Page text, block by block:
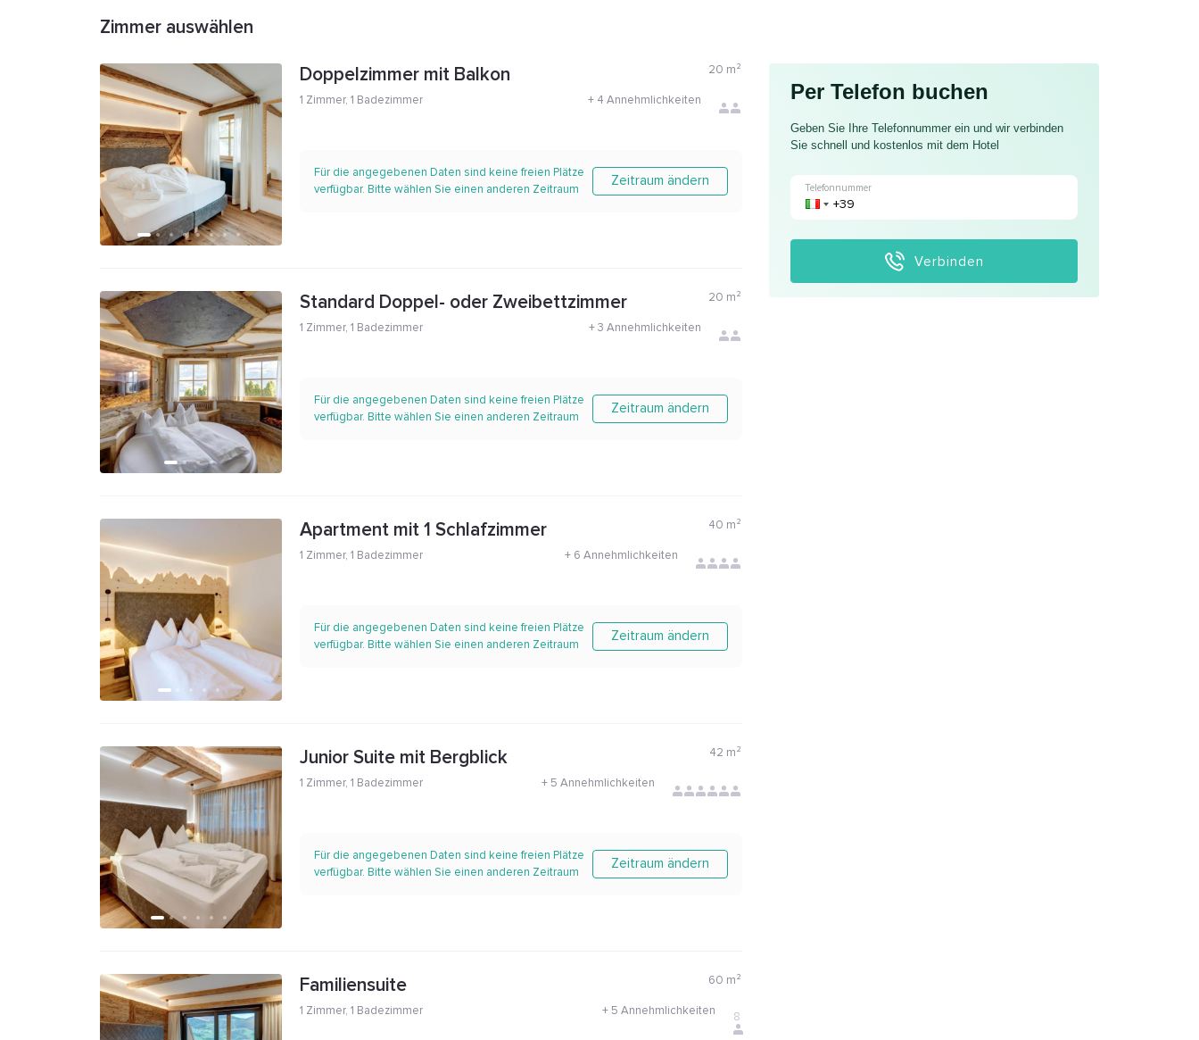
Zimmer auswählen
Doppelzimmer mit Balkon 20 m²
1 Zimmer, 1 Badezimmer + 4 Annehmlichkeiten
Für die angegebenen Daten sind keine freien Plätze
verfügbar. Bitte wählen Sie einen anderen Zeitraum
Zeitraum ändern
Standard Doppel- oder Zweibettzimmer 20 m²
1 Zimmer, 1 Badezimmer +3 Annehmlichkeiten
Für die angegebenen Daten sind keine freien Plätze
verfügbar. Bitte wählen Sie einen anderen Zeitraum
Zeitraum ändern
Apartment mit 1 Schlafzimmer 40 m²
1 Zimmer, 1 Badezimmer + 6 Annehmlichkeiten
Für die angegebenen Daten sind keine freien Plätze
verfügbar. Bitte wählen Sie einen anderen Zeitraum
Zeitraum ändern
Junior Suite mit Bergblick 42 m²
1 Zimmer, 1 Badezimmer + 5 Annehmlichkeiten
Für die angegebenen Daten sind keine freien Plätze
verfügbar. Bitte wählen Sie einen anderen Zeitraum
Zeitraum ändern
Familiensuite 60 m²
1 Zimmer, 1 Badezimmer + 5 Annehmlichkeiten 8
Per Telefon buchen
Geben Sie Ihre Telefonnummer ein und wir verbinden
Sie schnell und kostenlos mit dem Hotel
Telefonnummer
Verbinden